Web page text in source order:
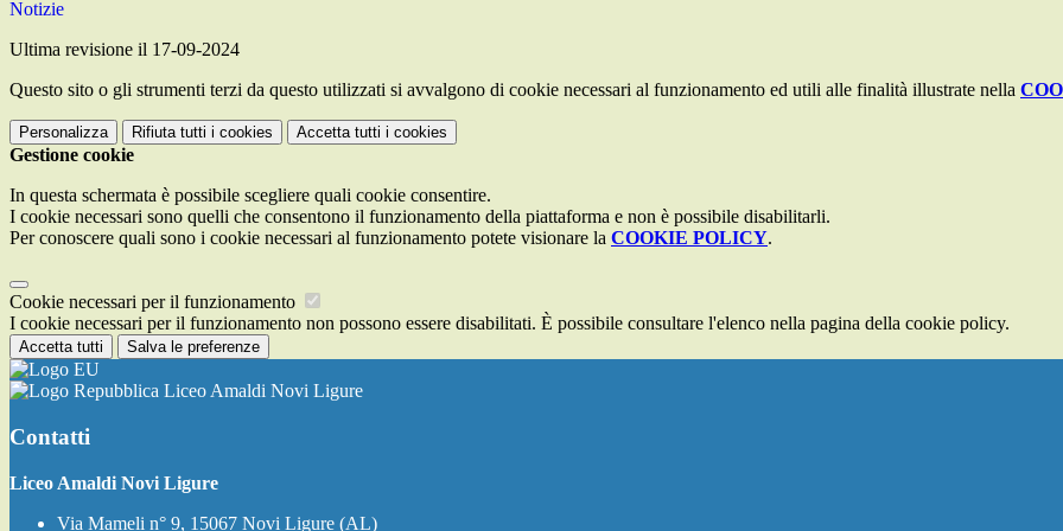
Notizie
Ultima revisione il 17-09-2024
Questo sito o gli strumenti terzi da questo utilizzati si avvalgono di cookie necessari al funzionamento ed utili alle finalità illustrate nella
Personalizza Rifiuta tutti i cookies Accetta tutti i cookies
Gestione cookie
In questa schermata è possibile scegliere quali cookie consentire.
I cookie necessari sono quelli che consentono il funzionamento della piattaforma e non è possibile disabilitarli.
Per conoscere quali sono i cookie necessari al funzionamento potete visionare la COOKIE POLICY.
Cookie necessari per il funzionamento
I cookie necessari per il funzionamento non possono essere disabilitati. È possibile consultare l'elenco nella pagina della cookie policy.
Accetta tutti Salva le preferenze
Liceo Amaldi Novi Ligure
Contatti
Liceo Amaldi Novi Ligure
Via Mameli n° 9, 15067 Novi Ligure (AL)